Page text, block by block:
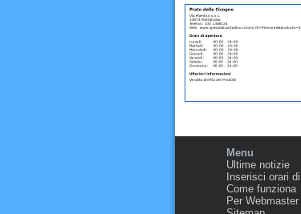
Menu
Ultime notizie
Inserisci orari
Come funziona
Per Webmaster